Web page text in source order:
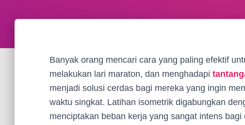
Banyak orang mencari cara yang paling efektif
melakukan lari maraton, dan menghadapi
menjadi solusi cerdas bagi mereka yang ingin
waktu singkat. Latihan isometrik digabungkan
menciptakan beban kerja yang sangat intens